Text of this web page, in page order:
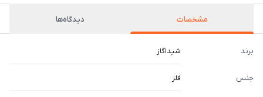
مشخصات دیدگاه‌ها
برند شیداگاز
جنس فلز